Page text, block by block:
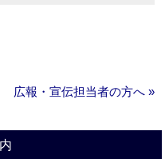
広報・宣伝担当者の方へ »